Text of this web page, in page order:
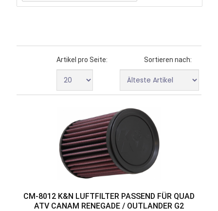
Sortieren nach:
Artikel pro Seite:
CM-8012 K&N LUFTFILTER PASSEND FÜR QUAD
ATV CANAM RENEGADE / OUTLANDER G2